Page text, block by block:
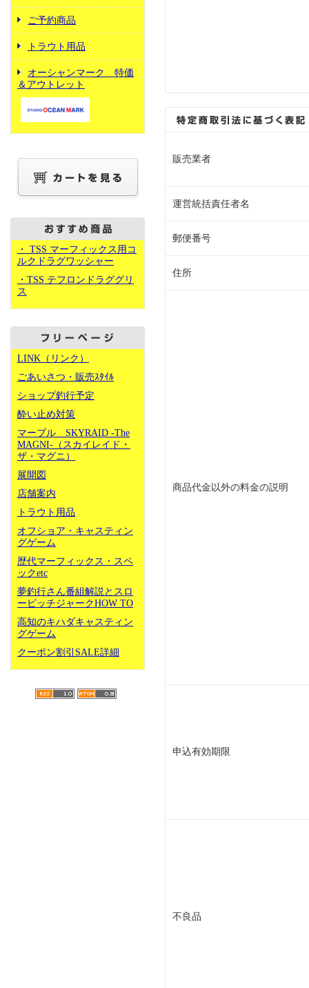
ご予約商品
トラウト用品
オーシャンマーク 特価
＆アウトレット
・ TSS マーフィックス用コ
ルクドラグワッシャー
・TSS テフロンドラググリ
ス
LINK（リンク）
ごあいさつ・販売ｽﾀｲﾙ
ショップ釣行予定
酔い止め対策
マーブル SKYRAID -The
MAGNI-（スカイレイド・
ザ・マグニ）
展開図
店舗案内
トラウト用品
オフショア・キャスティン
グゲーム
歴代マーフィックス・スペ
ックetc
夢釣行さん番組解説とスロ
ーピッチジャークHOW TO
高知のキハダキャスティン
グゲーム
クーポン割引SALE詳細
販売業者
運営統括責任者名
郵便番号
住所
商品代金以外の料金の説明
申込有効期限
不良品